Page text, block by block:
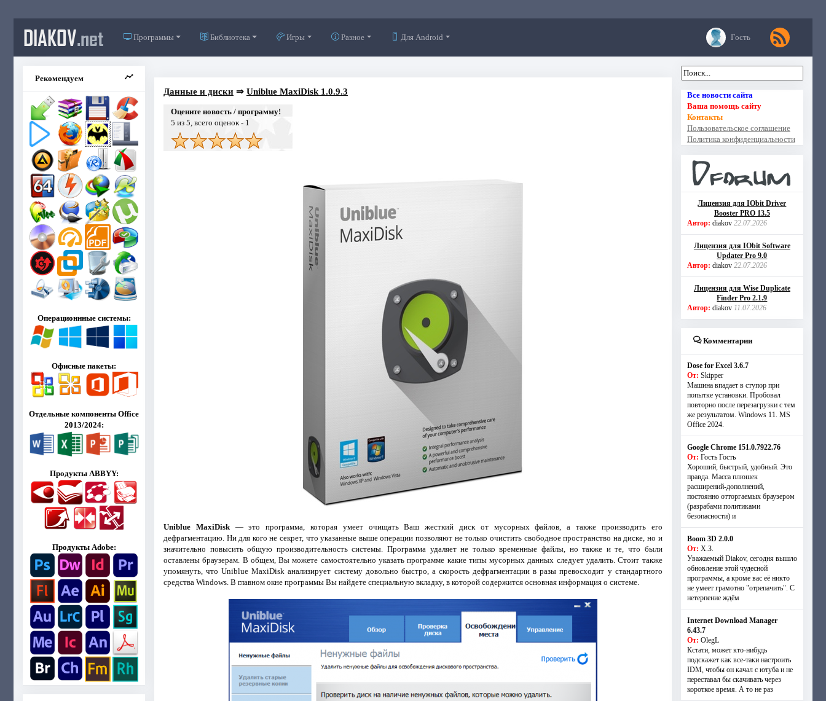
DIAKOV.net Программы Библиотека Игры Разное Для Android Гость
Рекомендуем
Операционнные системы:
Офисные пакеты:
Отдельные компоненты Office
2013/2024:
Продукты ABBYY:
Продукты Adobe:
Данные и диски⇒ Uniblue MaxiDisk 1.0.9.3
Оцените новость / программу!
5 из 5, всего оценок - 1
Uniblue MaxiDisk— это программа, которая умеет очищать Ваш жесткий диск от мусорных файлов, а также производить его
дефрагментацию. Ни для кого не секрет, что указанные выше операции позволяют не только очистить свободное пространство на диске, но и
значительно повысить общую производительность системы. Программа удаляет не только временные файлы, но также и те, что были
оставлены браузерам. В общем, Вы можете самостоятельно указать программе какие типы мусорных данных следует удалить. Стоит также
упомянуть, что Uniblue MaxiDisk анализирует систему довольно быстро, а скорость дефрагментации в разы превосходит у стандартного
средства Windows. В главном окне программы Вы найдете специальную вкладку, в которой содержится основная информация о системе.
Все новости сайта
Ваша помощь сайту
Контакты
Пользовательское соглашение
Политика конфиденциальности
Лицензия для IObit Driver
Booster PRO 13.5
Автор: diakov 22.07.2026
Лицензия для IObit Software
Updater Pro 9.0
Автор: diakov 22.07.2026
Лицензия для Wise Duplicate
Finder Pro 2.1.9
Автор: diakov 11.07.2026
Комментарии
Dose for Excel 3.6.7
От: Skipper
Машина впадает в ступор при
попытке установки. Пробовал
повторно после перезагрузки с тем
же результатом. Windows 11. MS
Offiсe 2024.
Google Chrome 151.0.7922.76
От: Гость Гость
Хороший, быстрый, удобный. Это
правда. Масса плюшек
расширений-дополнений,
постоянно отторгаемых браузером
(разрабами политиками
безопасности) и
Boom 3D 2.0.0
От: Х.З.
Уважаемый Diakov, сегодня вышло
обновление этой чудесной
программы, а кроме вас её никто
не умеет грамотно "отрепачить". С
нетерпение ждём
Internet Download Manager
6.43.7
От: OlegL
Кстати, может кто-нибудь
подскажет как все-таки настроить
IDM, чтобы он качал с ютуба и не
переставал бы скачивать через
короткое время. А то не раз